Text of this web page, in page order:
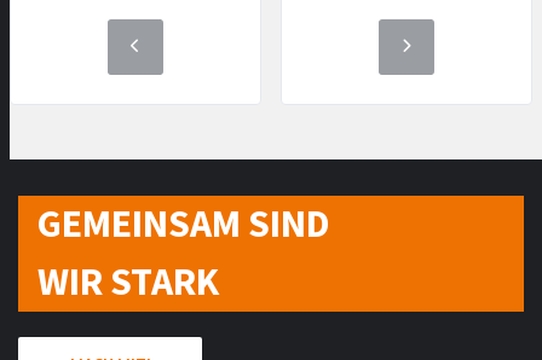
GEMEINSAM SIND
WIR STARK